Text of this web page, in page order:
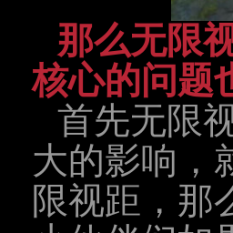
那么无限
核心的问题
首先无限
大的影响，
限视距，那